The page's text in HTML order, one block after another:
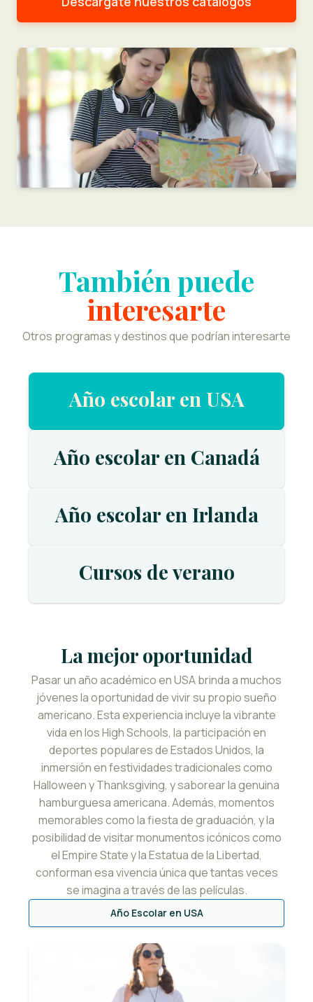
También puede
interesarte
Otros programas y destinos que podrían interesarte
Año escolar en USA
Año escolar en Canadá
Año escolar en Irlanda
Cursos de verano
La mejor oportunidad
Pasar un año académico en USA brinda a muchos
jóvenes la oportunidad de vivir su propio sueño
americano. Esta experiencia incluye la vibrante
vida en los High Schools, la participación en
deportes populares de Estados Unidos, la
inmersión en festividades tradicionales como
Halloween y Thanksgiving, y saborear la genuina
hamburguesa americana. Además, momentos
memorables como la fiesta de graduación, y la
posibilidad de visitar monumentos icónicos como
el Empire State y la Estatua de la Libertad,
conforman esa vivencia única que tantas veces
se imagina a través de las películas.
Año Escolar en USA